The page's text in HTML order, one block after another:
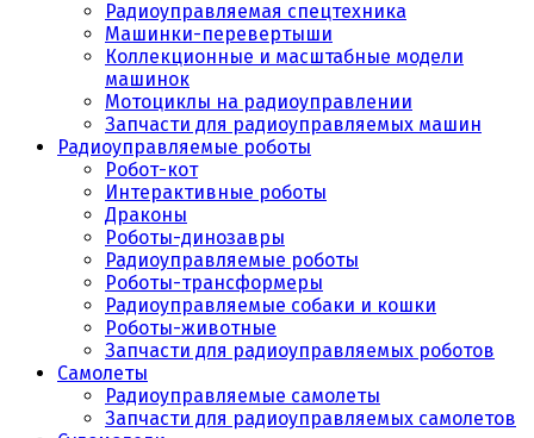
Радиоуправляемая спецтехника
Машинки-перевертыши
Коллекционные и масштабные модели
машинок
Мотоциклы на радиоуправлении
Запчасти для радиоуправляемых машин
Радиоуправляемые роботы
Робот-кот
Интерактивные роботы
Драконы
Роботы-динозавры
Радиоуправляемые роботы
Роботы-трансформеры
Радиоуправляемые собаки и кошки
Роботы-животные
Запчасти для радиоуправляемых роботов
Самолеты
Радиоуправляемые самолеты
Запчасти для радиоуправляемых самолетов